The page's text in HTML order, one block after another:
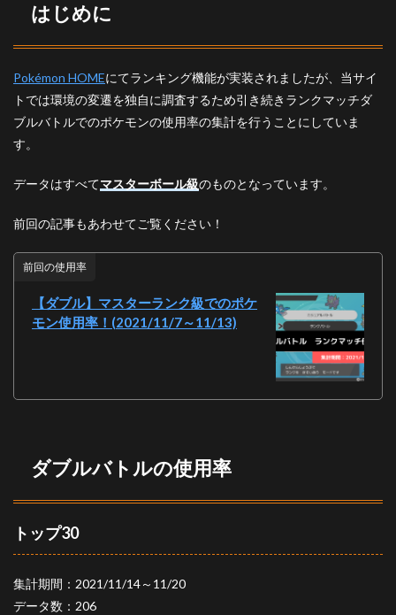
ダブ
トル
用率
2.1
トッ
ピッ
ップ
バド
クス
(白馬)
4
りに
はじめに
Pokémon HOMEにてランキング機能が実装されましたが、当サイ
トでは環境の変遷を独自に調査するため引き続きランクマッチダ
ブルバトルでのポケモンの使用率の集計を行うことにしていま
す。
データはすべてマスターボール級のものとなっています。
前回の記事もあわせてご覧ください！
前回の使用率
【ダブル】マスターランク級でのポケ
モン使用率！(2021/11/7～11/13)
ダブルバトルの使用率
トップ30
集計期間：2021/11/14～11/20
データ数：206